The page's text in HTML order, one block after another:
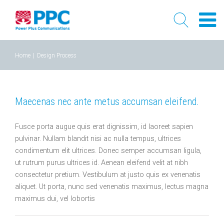
content
Home Design Process
Maecenas nec ante metus accumsan eleifend.
Fusce porta augue quis erat dignissim, id laoreet sapien
pulvinar. Nullam blandit nisi ac nulla tempus, ultrices
condimentum elit ultrices. Donec semper accumsan ligula,
ut rutrum purus ultrices id. Aenean eleifend velit at nibh
consectetur pretium. Vestibulum at justo quis ex venenatis
aliquet. Ut porta, nunc sed venenatis maximus, lectus magna
maximus dui, vel lobortis